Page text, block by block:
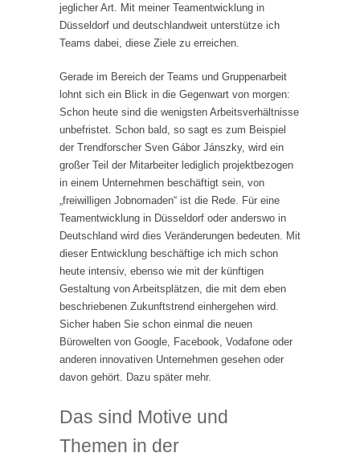
jeglicher Art. Mit meiner Teamentwicklung in
Düsseldorf und deutschlandweit unterstütze ich
Teams dabei, diese Ziele zu erreichen.
Gerade im Bereich der Teams und Gruppenarbeit
lohnt sich ein Blick in die Gegenwart von morgen:
Schon heute sind die wenigsten Arbeitsverhältnisse
unbefristet. Schon bald, so sagt es zum Beispiel
der Trendforscher Sven Gábor Jánszky, wird ein
großer Teil der Mitarbeiter lediglich projektbezogen
in einem Unternehmen beschäftigt sein, von
„freiwilligen Jobnomaden“ ist die Rede. Für eine
Teamentwicklung in Düsseldorf oder anderswo in
Deutschland wird dies Veränderungen bedeuten. Mit
dieser Entwicklung beschäftige ich mich schon
heute intensiv, ebenso wie mit der künftigen
Gestaltung von Arbeitsplätzen, die mit dem eben
beschriebenen Zukunftstrend einhergehen wird.
Sicher haben Sie schon einmal die neuen
Bürowelten von Google, Facebook, Vodafone oder
anderen innovativen Unternehmen gesehen oder
davon gehört. Dazu später mehr.
Das sind Motive und
Themen in der